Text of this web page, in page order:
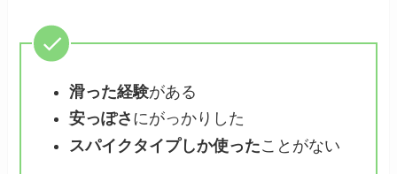
滑った経験がある
安っぽさ にがっかりした
スパイクタイプしか使ったことがない